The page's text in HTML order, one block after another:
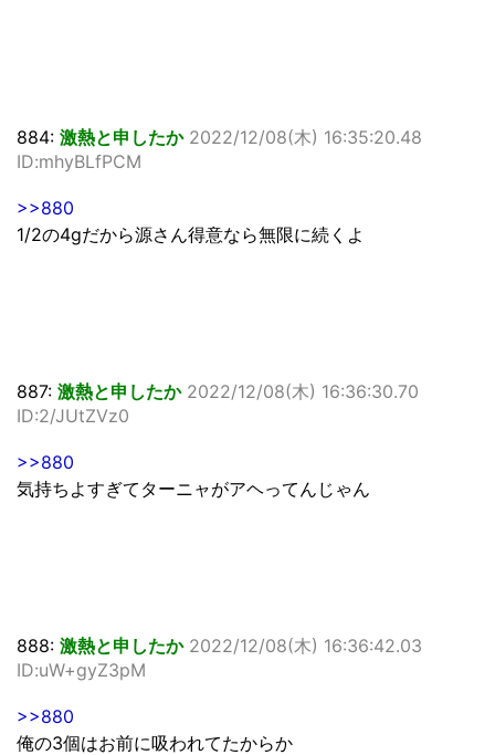
884: 激熱と申したか 2022/12/08(木) 16:35:20.48
ID:mhyBLfPCM
>>880
1/2の4gだから源さん得意なら無限に続くよ
887: 激熱と申したか 2022/12/08(木) 16:36:30.70
ID:2/JUtZVz0
>>880
気持ちよすぎてターニャがアヘってんじゃん
888: 激熱と申したか 2022/12/08(木) 16:36:42.03
ID:uW+gyZ3pM
>>880
俺の3個はお前に吸われてたからか